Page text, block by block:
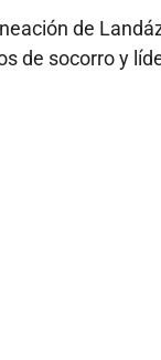
de
de socorro y